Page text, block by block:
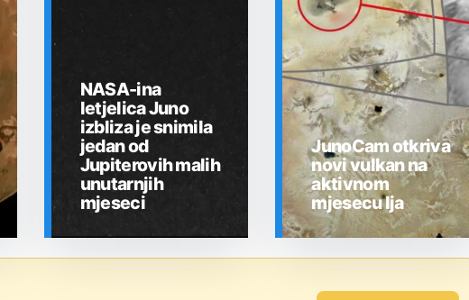
NASA-ina
letjelica Juno
izbliza je snimila
jedan od
Jupiterovih malih
unutarnjih
mjeseci
JunoCam otkriva
novi vulkan na
aktivnom
mjesecu Ija